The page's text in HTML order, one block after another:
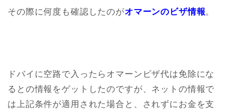
その際に何度も確認したのがオマーンのビザ情報。
ドバイに空路で入ったらオマーンビザ代は免除にな
るとの情報をゲットしたのですが、ネットの情報で
は上記条件が適用された場合と、されずにお金を支